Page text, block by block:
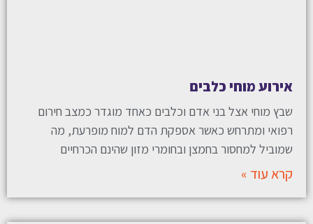
אירוע מוחי כלבים
שבץ מוחי אצל בני אדם וכלבים כאחד מוגדר כמצב חירום
רפואי ומתרחש כאשר אספקת הדם למוח מופרעת, מה
שמוביל למחסור בחמצן ובחומרי מזון שהינם הכרחיים
קרא עוד »